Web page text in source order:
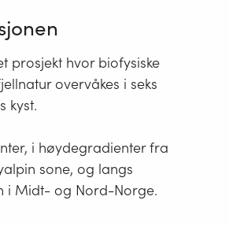
prosjekt hvor biofysiske
overvåkes i seks
kyst.
i høydegradienter fra
sone, og langs
i Midt- og Nord-Norge.